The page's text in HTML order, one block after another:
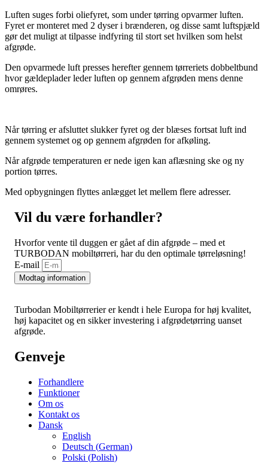
Luften suges forbi oliefyret, som under tørring opvarmer luften.
Fyret er monteret med 2 dyser i brænderen, og disse samt luftspjæld
gør det muligt at tilpasse indfyring til stort set hvilken som helst
afgrøde.
Den opvarmede luft presses herefter gennem tørreriets dobbeltbund
hvor gældeplader leder luften op gennem afgrøden mens denne
omrøres.
Når tørring er afsluttet slukker fyret og der blæses fortsat luft ind
gennem systemet og op gennem afgrøden for afkøling.
Når afgrøde temperaturen er nede igen kan aflæsning ske og ny
portion tørres.
Med opbygningen flyttes anlægget let mellem flere adresser.
Vil du være forhandler?
Hvorfor vente til duggen er gået af din afgrøde – med et
TURBODAN mobiltørreri, har du den optimale tørreløsning!
E-mail
Modtag information
Turbodan Mobiltørrerier er kendt i hele Europa for høj kvalitet,
høj kapacitet og en sikker investering i afgrødetørring uanset
afgrøde.
Genveje
Forhandlere
Funktioner
Om os
Kontakt os
Dansk
English
Deutsch (German)
Polski (Polish)